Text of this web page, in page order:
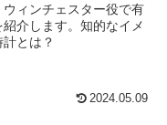
ィンチェスター役で有
介します。知的なイメ
とは？
2024.05.09